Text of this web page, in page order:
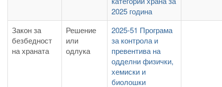
2025 година
Закон за
безбедност
на храната
Решение
или
одлука
2025-51 Програма
за контрола и
превентива на
одделни физички,
хемиски и
биолошки